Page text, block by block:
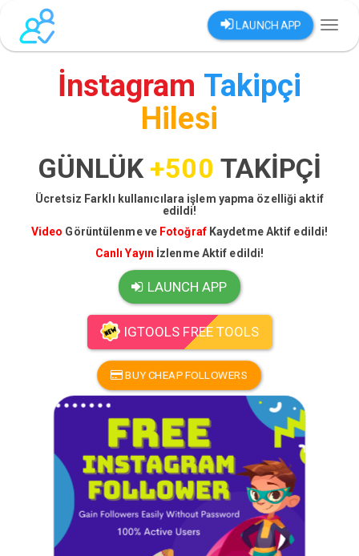
LAUNCH APP
İnstagram Takipçi
Hilesi
GÜNLÜK +500 TAKİPÇİ
Ücretsiz Farklı kullanıcılara işlem yapma özelliği aktif
edildi!
Video Görüntülenme ve Fotoğraf Kaydetme Aktif edildi!
Canlı Yayın İzlenme Aktif edildi!
LAUNCH APP
IGTOOLS FREE TOOLS
BUY CHEAP FOLLOWERS